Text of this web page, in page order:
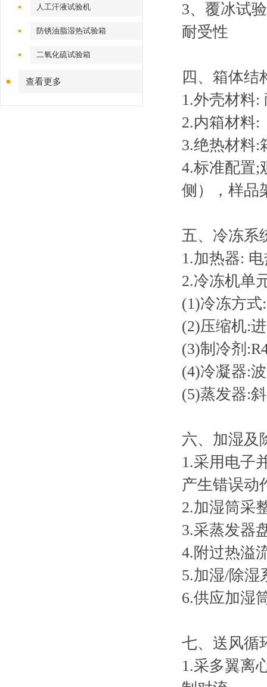
人工汗液试验机
防锈油脂湿热试验箱
二氧化硫试验箱
查看更多
3、覆冰试
耐受性
四、箱体结
1.外壳材料:
2.内箱材料:
3.绝热材料:
4.标准配置;
侧），样品
五、冷冻系
1.加热器:
2.冷冻机单
(1)冷冻方
(2)压缩机:
(3)制冷剂
(4)冷凝器:
(5)蒸发器:
六、加湿及
1.采用电子
产生错误动
2.加湿筒采
3.采蒸发器
4.附过热溢
5.加湿/除湿
6.供应加湿
七、送风循
1.采多翼离